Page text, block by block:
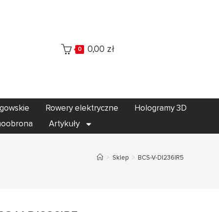
0 0,00 zł
Rowery elektryczne
Hologramy 3D
Artykuły
> Sklep > BCS-V-DI236IR5